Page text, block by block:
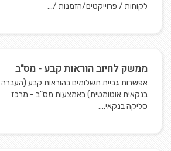
לקוחות / פרוייקטים/הזמנות /...
ממשק לחיוב הוראות קבע - מס"ב
אפשרות גביית תשלומים בהוראות קבע (העברה
בנקאית אוטומטית) באמצעות מס"ב - מרכז
סליקה בנקאי....